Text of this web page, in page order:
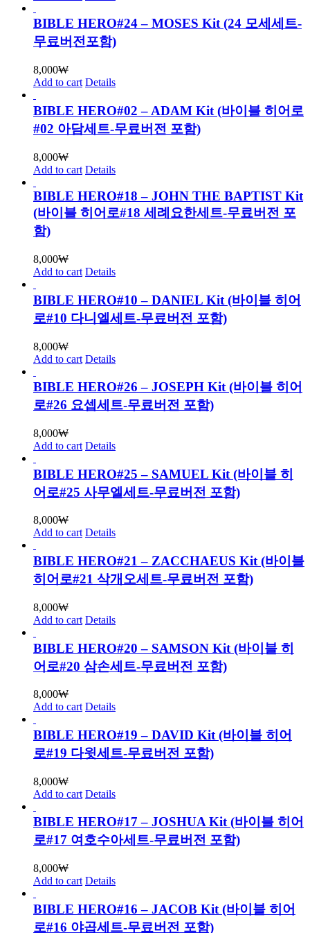
BIBLE HERO#24 – MOSES Kit (24 모세세트-
무료버전포함)
8,000₩
Add to cart Details
BIBLE HERO#02 – ADAM Kit (바이블 히어로
#02 아담세트-무료버전 포함)
8,000₩
Add to cart Details
BIBLE HERO#18 – JOHN THE BAPTIST Kit
(바이블 히어로#18 세례요한세트-무료버전 포
함)
8,000₩
Add to cart Details
BIBLE HERO#10 – DANIEL Kit (바이블 히어
로#10 다니엘세트-무료버전 포함)
8,000₩
Add to cart Details
BIBLE HERO#26 – JOSEPH Kit (바이블 히어
로#26 요셉세트-무료버전 포함)
8,000₩
Add to cart Details
BIBLE HERO#25 – SAMUEL Kit (바이블 히
어로#25 사무엘세트-무료버전 포함)
8,000₩
Add to cart Details
BIBLE HERO#21 – ZACCHAEUS Kit (바이블
히어로#21 삭개오세트-무료버전 포함)
8,000₩
Add to cart Details
BIBLE HERO#20 – SAMSON Kit (바이블 히
어로#20 삼손세트-무료버전 포함)
8,000₩
Add to cart Details
BIBLE HERO#19 – DAVID Kit (바이블 히어
로#19 다윗세트-무료버전 포함)
8,000₩
Add to cart Details
BIBLE HERO#17 – JOSHUA Kit (바이블 히어
로#17 여호수아세트-무료버전 포함)
8,000₩
Add to cart Details
BIBLE HERO#16 – JACOB Kit (바이블 히어
로#16 야곱세트-무료버전 포함)